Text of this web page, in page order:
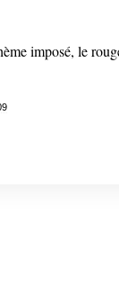
imposé, le